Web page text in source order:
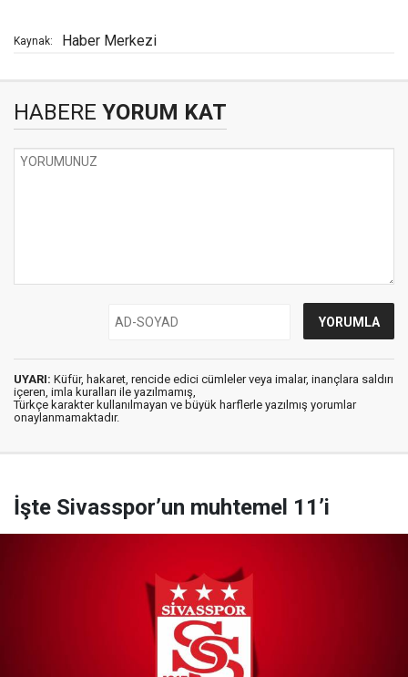
Kaynak: Haber Merkezi
HABERE YORUM KAT
UYARI: Küfür, hakaret, rencide edici cümleler veya imalar, inançlara saldırı
içeren, imla kuralları ile yazılmamış,
Türkçe karakter kullanılmayan ve büyük harflerle yazılmış yorumlar
onaylanmamaktadır.
İşte Sivasspor’un muhtemel 11’i